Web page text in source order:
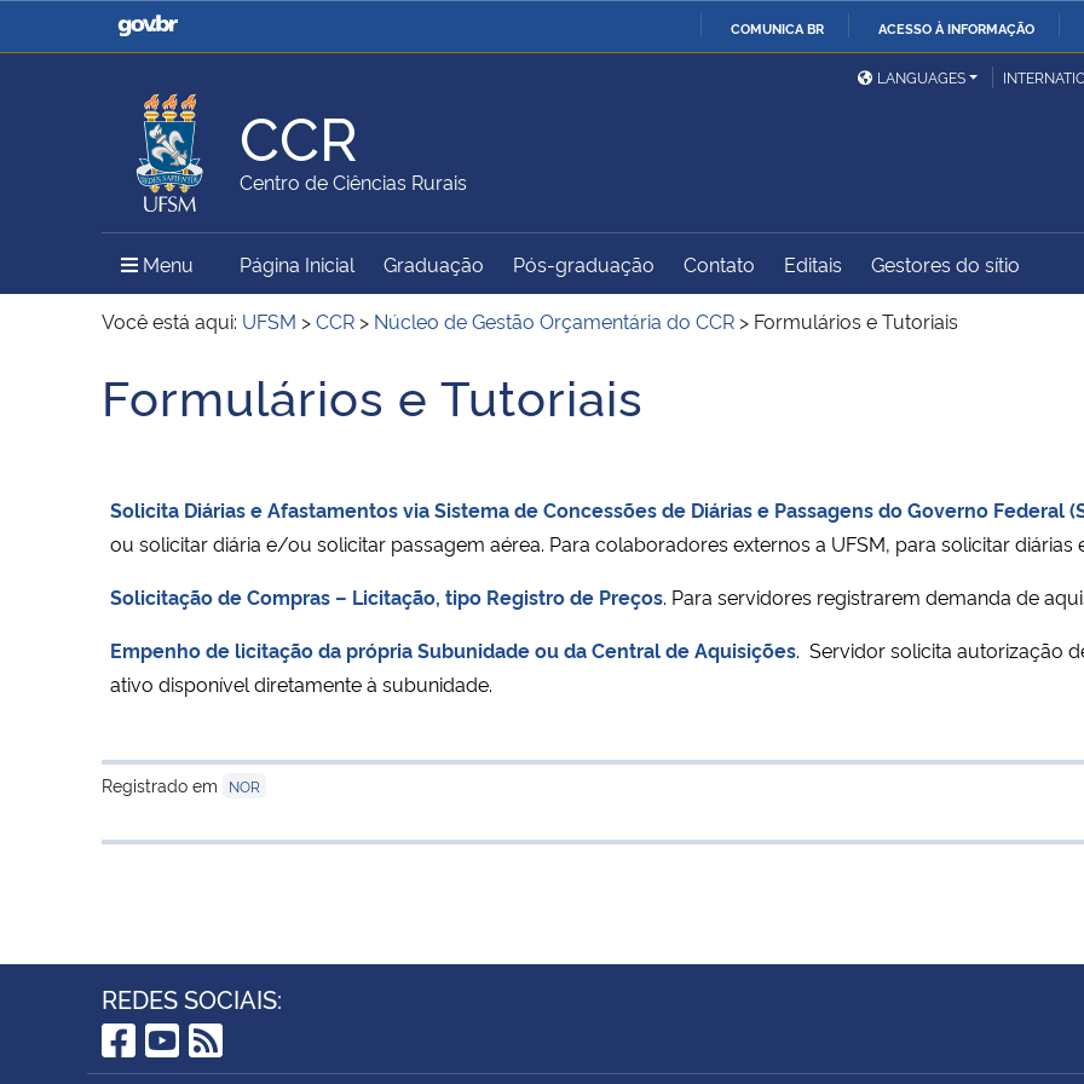
COMUNICA BR ACESSO À INFORMAÇÃO
Casa Civil
Ministério da Justiça e
Ministério da Defesa
Ministério das Relações
Exteriores
Ministério da Agricultura,
Pecuária e Abastecimento
Ministério da Educação
Ministério do Meio Ambiente Ministério do Turismo
Ministério do
Desenvolvimento Regional
Controladoria-Geral da
União
Secretaria de Governo
Gabinete de Segurança
Advocacia-Geral da União
LANGUAGES
CCR
Centro de Ciências Rurais
Menu Menu Principal do Sítio
Página Inicial Graduação Pós-graduação Contato Editais Gestores do sítio
Você está aqui: UFSM >CCR > Núcleo de Gestão Orçamentária do CCR > Formulários e Tutoriais
Início do conteúdo
Formulários e Tutoriais
Solicita Diárias e Afastamentos via Sistema de Concessões de Diárias e Passagens do Governo Federal
ou solicitar diária e/ou solicitar passagem aérea. Para colaboradores externos a UFSM, para solicitar
Solicitação de Compras – Licitação, tipo Registro de Preços. Para servidores registrarem demanda de
Empenho de licitação da própria Subunidade ou da Central de Aquisições. Servidor solicita autorização
ativo disponível diretamente à subunidade.
Registrado em NOR
REDES SOCIAIS: